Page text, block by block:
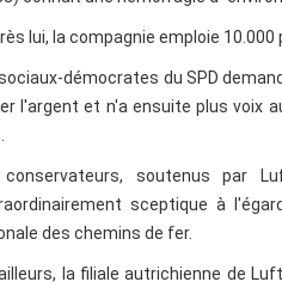
lui, la compagnie emploie
démocrates du SPD
l'argent et n'a ensuite plus voix
conservateurs, soutenus par
sceptique à
des chemins de fer.
la filiale autrichienne de